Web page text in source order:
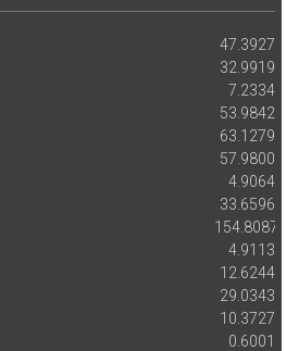
47.3927
32.9919
7.2334
53.9842
63.1279
57.9800
4.9064
33.6596
154.8087
4.9113
12.6244
29.0343
10.3727
0.6001